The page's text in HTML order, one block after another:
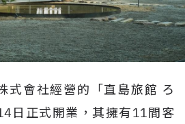
式會社經營的「直島旅館 ろ
日正式開業，其擁有11間客